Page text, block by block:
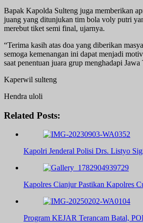
Bapak Kapolda Sulteng juga memberikan
juang yang ditunjukan tim bola voly putri
merebut tiket semi final, ujarnya.
“Terima kasih atas doa yang diberikan
semoga kemenangan ini dapat menjadi
saat penentuan juara grup menghadapi
Kaperwil sulteng
Hendra uloli
Related Posts:
Kapolri Jenderal Polisi Drs. Listyo
Kapolres Cianjur Pastikan Kapolres
Program KEJAR Terancam Batal,